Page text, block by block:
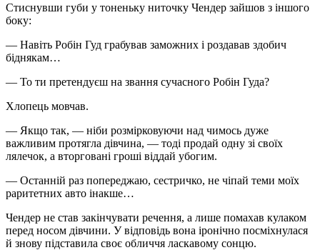
Стиснувши губи у тоненьку ниточку Чендер зайшов з іншого
боку:
— Навіть Робін Гуд грабував заможних і роздавав здобич
біднякам…
— То ти претендуєш на звання сучасного Робін Гуда?
Хлопець мовчав.
— Якщо так, — ніби розмірковуючи над чимось дуже
важливим протягла дівчина, — тоді продай одну зі своїх
лялечок, а вторговані гроші віддай убогим.
— Останній раз попереджаю, сестричко, не чіпай теми моїх
раритетних авто інакше…
Чендер не став закінчувати речення, а лише помахав кулаком
перед носом дівчини. У відповідь вона іронічно посміхнулася
й знову підставила своє обличчя ласкавому сонцю.